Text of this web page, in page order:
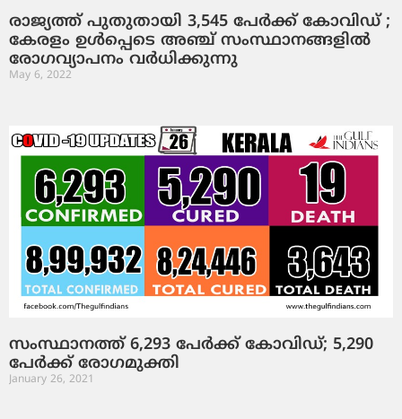
രാജ്യത്ത് പുതുതായി 3,545 പേര്‍ക്ക് കോവിഡ് ;
കേരളം ഉള്‍പ്പെടെ അഞ്ച് സംസ്ഥാനങ്ങളില്‍
രോഗവ്യാപനം വര്‍ധിക്കുന്നു
May 6, 2022
സംസ്ഥാനത്ത് 6,293 പേര്‍ക്ക് കോവിഡ്; 5,290
പേര്‍ക്ക് രോഗമുക്തി
January 26, 2021